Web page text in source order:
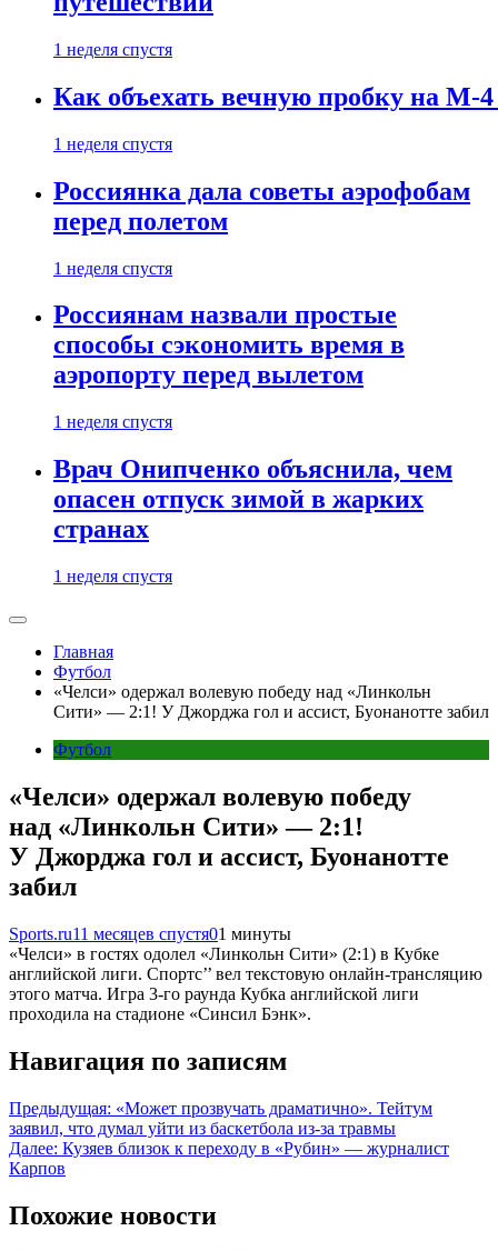
1 неделя спустя
Как объехать вечную пробку на М-
1 неделя спустя
Россиянка дала советы аэрофобам
перед полетом
1 неделя спустя
Россиянам назвали простые
способы сэкономить время в
аэропорту перед вылетом
1 неделя спустя
Врач Онипченко объяснила, чем
опасен отпуск зимой в жарких
странах
1 неделя спустя
Главная
Футбол
«Челси» одержал волевую победу над «Линкольн
Сити» — 2:1! У Джорджа гол и ассист, Буонанотте забил
Футбол
«Челси» одержал волевую победу
над «Линкольн Сити» — 2:1!
У Джорджа гол и ассист, Буонанотте
забил
Sports.ru11 месяцев спустя01 минуты
«Челси» в гостях одолел «Линкольн Сити» (2:1) в Кубке
английской лиги. Спортс’’ вел текстовую онлайн-трансляцию
этого матча. Игра 3-го раунда Кубка английской лиги
проходила на стадионе «Синсил Бэнк».
Навигация по записям
Предыдущая: «Может прозвучать драматично». Тейтум
заявил, что думал уйти из баскетбола из-за травмы
Далее: Кузяев близок к переходу в «Рубин» — журналист
Карпов
Похожие новости